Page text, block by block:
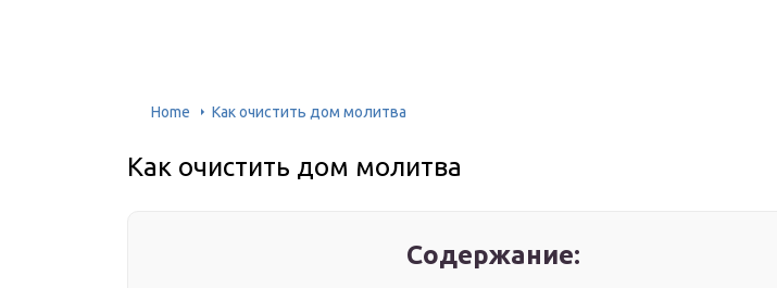
Home Как очистить дом молитва
Как очистить дом молитва
Содержание: